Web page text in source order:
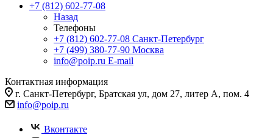
+7 (812) 602-77-08
Назад
Телефоны
+7 (812) 602-77-08 Санкт-Петербург
+7 (499) 380-77-90 Москва
info@poip.ru E-mail
Контактная информация
г. Санкт-Петербург, Братская ул, дом 27, литер А, пом. 4
info@poip.ru
Вконтакте